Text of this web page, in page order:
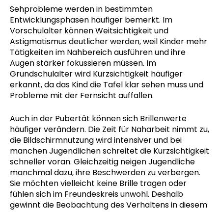
Sehprobleme werden in bestimmten
Entwicklungsphasen häufiger bemerkt. Im
Vorschulalter können Weitsichtigkeit und
Astigmatismus deutlicher werden, weil Kinder mehr
Tätigkeiten im Nahbereich ausführen und ihre
Augen stärker fokussieren müssen. Im
Grundschulalter wird Kurzsichtigkeit häufiger
erkannt, da das Kind die Tafel klar sehen muss und
Probleme mit der Fernsicht auffallen.
Auch in der Pubertät können sich Brillenwerte
häufiger verändern. Die Zeit für Naharbeit nimmt zu,
die Bildschirmnutzung wird intensiver und bei
manchen Jugendlichen schreitet die Kurzsichtigkeit
schneller voran. Gleichzeitig neigen Jugendliche
manchmal dazu, ihre Beschwerden zu verbergen.
Sie möchten vielleicht keine Brille tragen oder
fühlen sich im Freundeskreis unwohl. Deshalb
gewinnt die Beobachtung des Verhaltens in diesem